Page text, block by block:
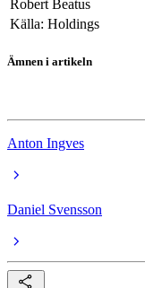
Robert Beatus
Källa: Holdings
Ämnen i artikeln
Anton Ingves
Daniel Svensson